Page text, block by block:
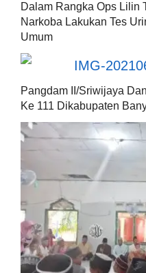
Dalam Rangka Ops Lilin
Narkoba Lakukan Tes
Umum
Pangdam II/Sriwijaya
Ke 111 Dikabupaten